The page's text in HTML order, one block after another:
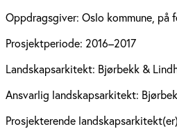
Oppdragsgiver: Oslo kommune, på
Prosjektperiode: 2016–2017
Landskapsarkitekt: Bjørbekk &
Ansvarlig landskapsarkitekt:
Prosjekterende